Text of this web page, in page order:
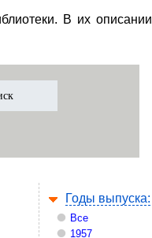
В их описании
Годы выпуска:
Все
1957